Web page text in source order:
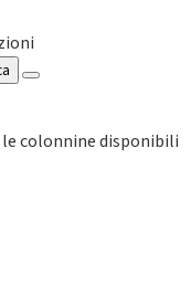
colonnine disponibili